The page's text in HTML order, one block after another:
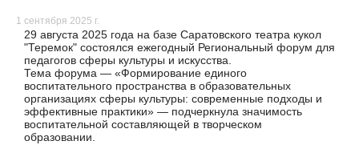
1 сентября 2025 г.
29 августа 2025 года на базе Саратовского театра кукол
"Теремок" состоялся ежегодный Региональный форум для
педагогов сферы культуры и искусства.
Тема форума — «Формирование единого
воспитательного пространства в образовательных
организациях сферы культуры: современные подходы и
эффективные практики» — подчеркнула значимость
воспитательной составляющей в творческом
образовании.